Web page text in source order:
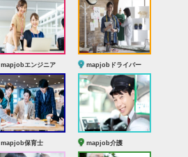
mapjobエンジニア mapjobドライバー
mapjob保育士 mapjob介護